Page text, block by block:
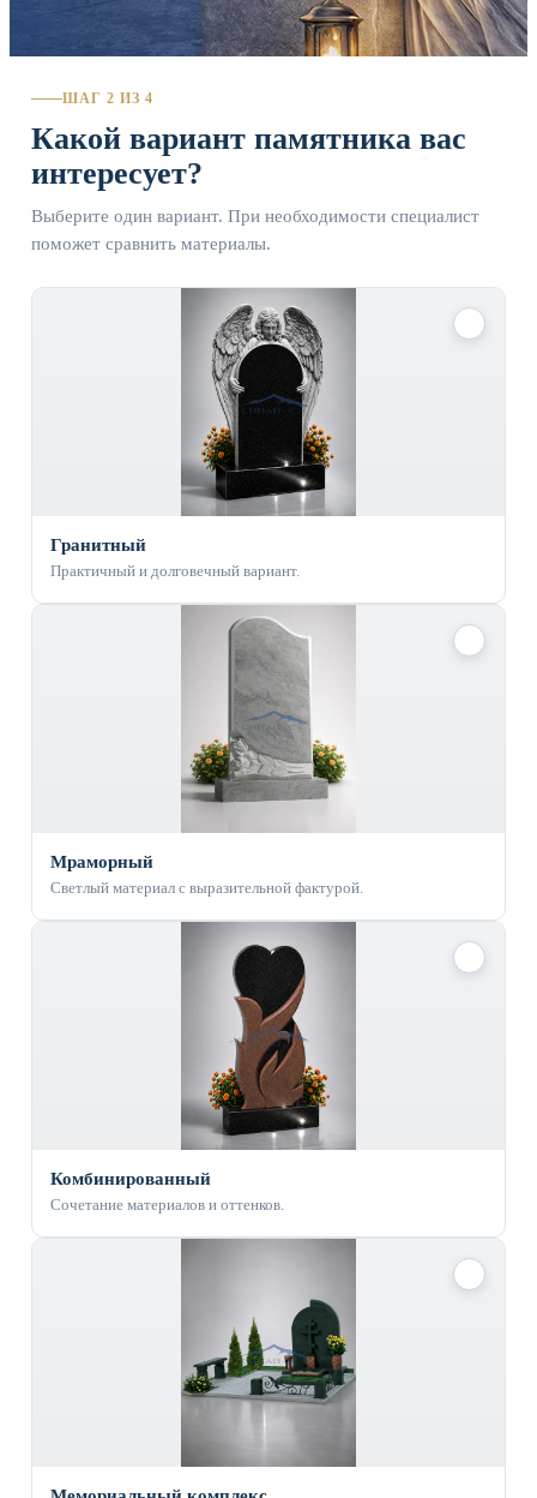
ШАГ 2 ИЗ 4
Какой вариант памятника вас
интересует?
Выберите один вариант. При необходимости специалист
поможет сравнить материалы.
Гранитный
Практичный и долговечный вариант.
Мраморный
Светлый материал с выразительной фактурой.
Комбинированный
Сочетание материалов и оттенков.